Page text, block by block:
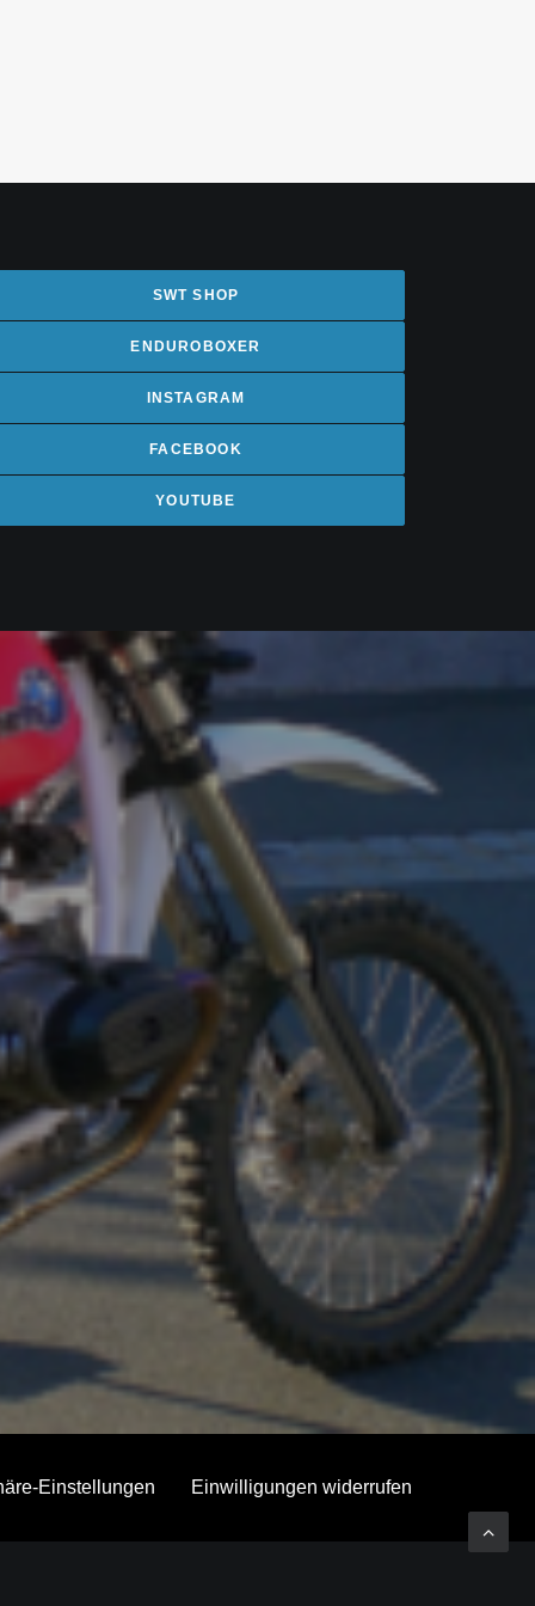
SWT SHOP
ENDUROBOXER
INSTAGRAM
FACEBOOK
YOUTUBE
Einstellungen Einwilligungen widerrufen